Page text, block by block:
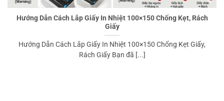
Hướng Dẫn Cách Lắp Giấy In Nhiệt 100×150 Chống Kẹt, Rách
Giấy
Hướng Dẫn Cách Lắp Giấy In Nhiệt 100×150 Chống Kẹt Giấy,
Rách Giấy Bạn đã [...]